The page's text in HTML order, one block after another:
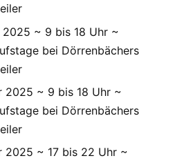
2025 ~ 9 bis 18 Uhr ~
bei Dörrenbächers
2025 ~ 9 bis 18 Uhr ~
bei Dörrenbächers
2025 ~ 17 bis 22 Uhr ~